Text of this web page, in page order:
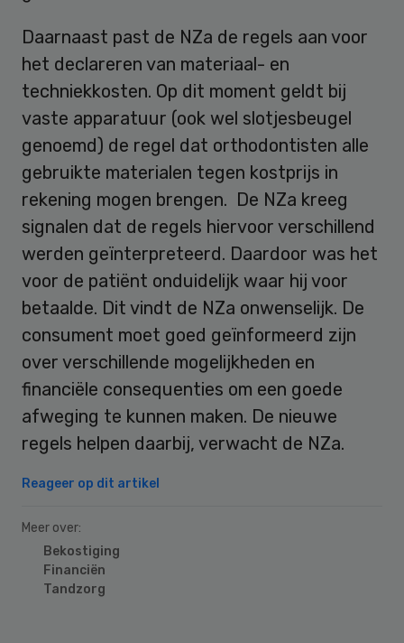
Daarnaast past de NZa de regels aan voor
het declareren van materiaal- en
techniekkosten. Op dit moment geldt bij
vaste apparatuur (ook wel slotjesbeugel
genoemd) de regel dat orthodontisten alle
gebruikte materialen tegen kostprijs in
rekening mogen brengen. De NZa kreeg
signalen dat de regels hiervoor verschillend
werden geïnterpreteerd. Daardoor was het
voor de patiënt onduidelijk waar hij voor
betaalde. Dit vindt de NZa onwenselijk. De
consument moet goed geïnformeerd zijn
over verschillende mogelijkheden en
financiële consequenties om een goede
afweging te kunnen maken. De nieuwe
regels helpen daarbij, verwacht de NZa.
Reageer op dit artikel
Meer over:
Bekostiging
Financiën
Tandzorg